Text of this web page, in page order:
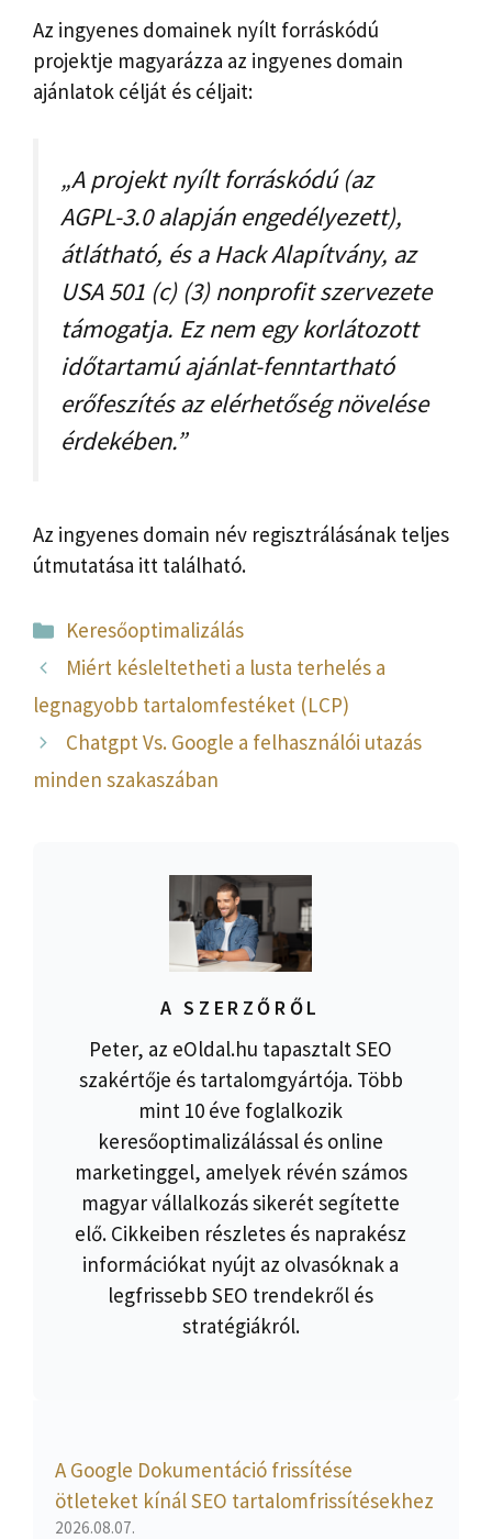
Az ingyenes domainek nyílt forráskódú
projektje magyarázza az ingyenes domain
ajánlatok célját és céljait:
„A projekt nyílt forráskódú (az
AGPL-3.0 alapján engedélyezett),
átlátható, és a Hack Alapítvány, az
USA 501 (c) (3) nonprofit szervezete
támogatja. Ez nem egy korlátozott
időtartamú ajánlat-fenntartható
erőfeszítés az elérhetőség növelése
érdekében.”
Az ingyenes domain név regisztrálásának teljes
útmutatása itt található.
Kategória
Keresőoptimalizálás
Miért késleltetheti a lusta terhelés a
legnagyobb tartalomfestéket (LCP)
Chatgpt Vs. Google a felhasználói utazás
minden szakaszában
A SZERZŐRŐL
Peter, az eOldal.hu tapasztalt SEO
szakértője és tartalomgyártója. Több
mint 10 éve foglalkozik
keresőoptimalizálással és online
marketinggel, amelyek révén számos
magyar vállalkozás sikerét segítette
elő. Cikkeiben részletes és naprakész
információkat nyújt az olvasóknak a
legfrissebb SEO trendekről és
stratégiákról.
A Google Dokumentáció frissítése
ötleteket kínál SEO tartalomfrissítésekhez
2026.08.07.